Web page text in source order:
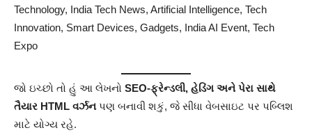
Technology, India Tech News, Artificial Intelligence, Tech
Innovation, Smart Devices, Gadgets, India AI Event, Tech
Expo
જો ઇચ્છો તો હું આ લેખનો SEO‑ફ્રેન્ડલી, હેડિંગ અને પેરા સાથે
તૈયાર HTML વર્ઝનપણ બનાવી શકું, જે સીધા વેબસાઇટ પર પબ્લિશ
માટે યોગ્ય રહે.